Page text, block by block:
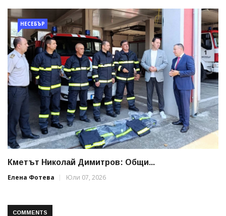
НЕСЕБЪР
Кметът Николай Димитров: Общи...
Елена Фотева
Юли 07, 2026
COMMENTS